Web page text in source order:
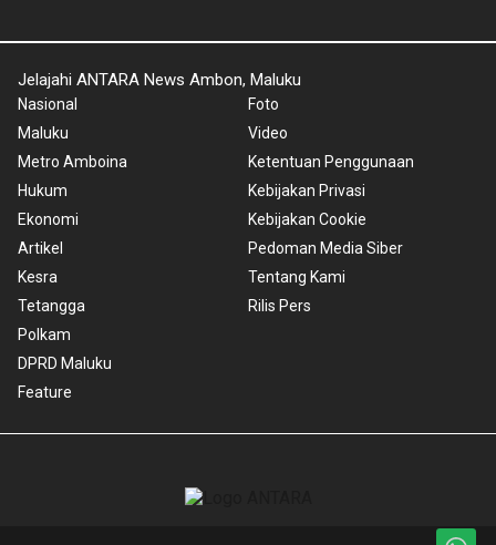
Jelajahi ANTARA News Ambon, Maluku
Nasional
Maluku
Metro Amboina
Hukum
Ekonomi
Artikel
Kesra
Tetangga
Polkam
DPRD Maluku
Feature
Foto
Video
Ketentuan Penggunaan
Kebijakan Privasi
Kebijakan Cookie
Pedoman Media Siber
Tentang Kami
Rilis Pers